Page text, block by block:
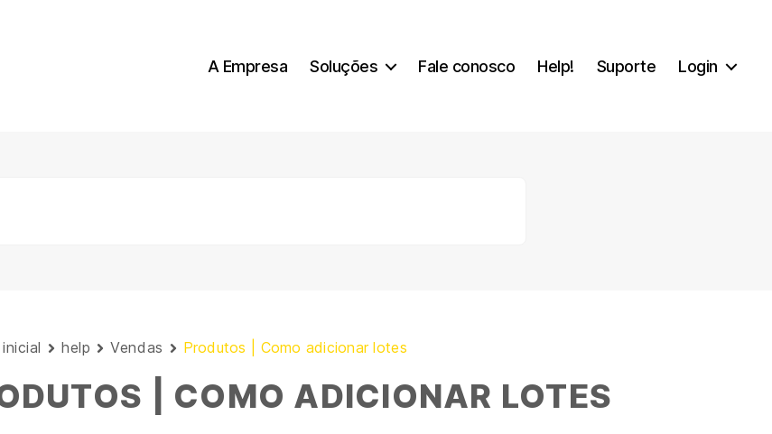
A Empresa Soluções Fale conosco Help! Suporte Login
help Vendas Produtos | Como adicionar lotes
| COMO ADICIONAR LOTES